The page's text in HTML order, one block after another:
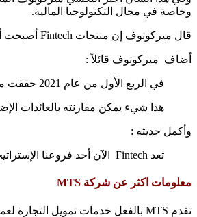
وخاصة في مجال التكنولوجيا المالية.
قال ميركوتوف إن منتجات Fintech أصبحت أكثر أهمية بالنسبة للأعمال التجارية الشاملة لشركة MTS.
أضاف ميركوتوف قائلاً :
في الربع الأول من عام 2021 حققت منتجات التكنولوجيا المالية إيرادات إضافية بقيمة 203 مليون دولار.
هذا شيء يمكن مقارنته بالعائدات
وأكمل حديثه :
تعد Fintech الآن أحد فروعنا الإستراتيجية الرئيسية.
معلومات اكثر عن شركة MTS
تقدم MTS بالفعل خدمات تمويل التجارة لعملاء بنك MTS الخاص بها ، وقد يتم دمج Factorin في هذا النظام المتكامل في المستقبل.